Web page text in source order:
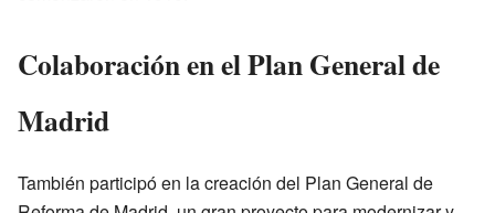
Colaboración en el Plan General de
Madrid
También participó en la creación del Plan General de